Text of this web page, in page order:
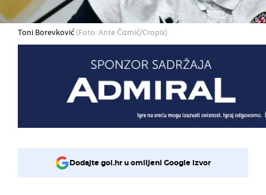
Toni Borevković (Foto: Ante Čizmić/Cropix)
Dodajte gol.hr u omiljeni Google izvor